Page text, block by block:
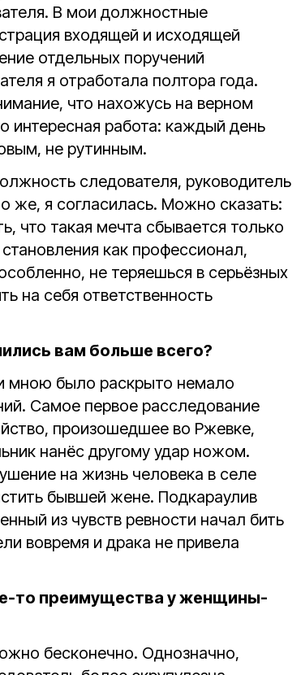
В мои должностные
входящей и исходящей
отдельных поручений
я отработала полтора года.
что нахожусь на верном
интересная работа: каждый день
не рутинным.
следователя, руководитель
же, я согласилась. Можно сказать:
что такая мечта сбывается только
как профессионал,
не теряешься в серьёзных
на себя ответственность
вам больше всего?
мною было раскрыто немало
Самое первое расследование
произошедшее во Ржевке,
нанёс другому удар ножом.
на жизнь человека в селе
бывшей жене. Подкараулив
из чувств ревности начал бить
вовремя и драка не привела
преимущества у женщины-
бесконечно. Однозначно,